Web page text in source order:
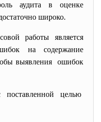
аудита в оценке
широко.
работы является
на содержание
выявления ошибок
поставленной целью